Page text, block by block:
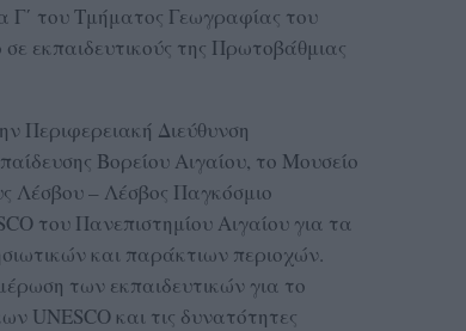
Γ΄ του Τμήματος Γεωγραφίας του
εκπαιδευτικούς της Πρωτοβάθμιας
Περιφερειακή Διεύθυνση
Βορείου Αιγαίου, το Μουσείο
Λέσβου – Λέσβος Παγκόσμιο
του Πανεπιστημίου Αιγαίου για τα
και παράκτιων περιοχών.
των εκπαιδευτικών για το
και τις δυνατότητες